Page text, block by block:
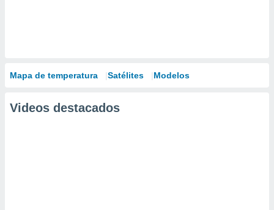
Mapa de temperatura Satélites Modelos
Videos destacados